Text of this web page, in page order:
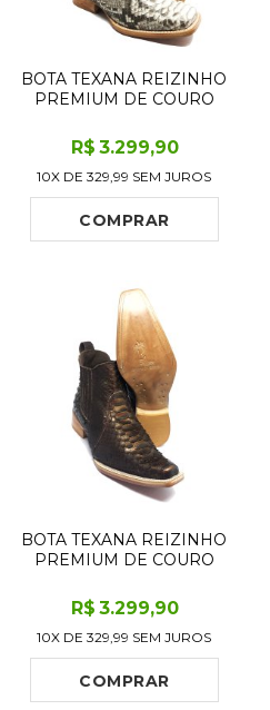
BOTA TEXANA REIZINHO
PREMIUM DE COURO
PYTHON NATURAL
LIMITED EDITION - CANO
ALTO, BICO QUADRADO -
SOLADO DE COURO
ARTESANAL
R$ 3.299,90
10X DE329,99 SEM JUROS
COMPRAR
BOTA TEXANA REIZINHO
PREMIUM DE COURO
PYTHON LUXO BROWN
LIMITED EDITION - CANO
CURTO, BICO FINO
QUADRADINHO -
SOLADO DE COURO
ARTESA
R$ 3.299,90
10X DE329,99 SEM JUROS
COMPRAR